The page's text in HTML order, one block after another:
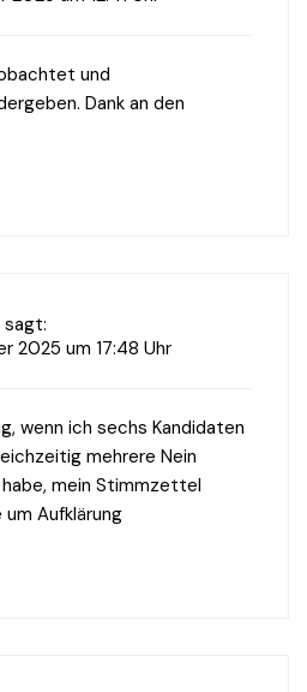
und
Dank an den
sagt:
2025 um 17:48 Uhr
wenn ich sechs Kandidaten
mehrere Nein
mein Stimmzettel
Aufklärung